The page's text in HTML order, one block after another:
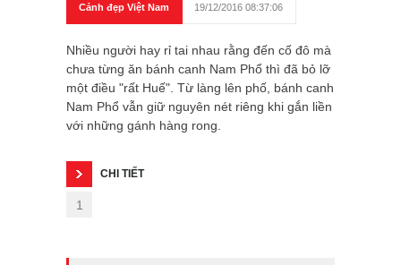
Cảnh đẹp Việt Nam 19/12/2016 08:37:06
Nhiều người hay rỉ tai nhau rằng đến cố đô mà
chưa từng ăn bánh canh Nam Phổ thì đã bỏ lỡ
một điều "rất Huế". Từ làng lên phố, bánh canh
Nam Phổ vẫn giữ nguyên nét riêng khi gắn liền
với những gánh hàng rong.
CHI TIẾT
1